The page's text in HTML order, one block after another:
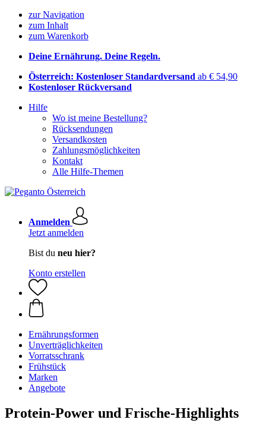
zur Navigation
zum Inhalt
zum Warenkorb
Deine Ernährung. Deine Regeln.
Österreich: Kostenloser Standardversand ab € 54,90
Kostenloser Rückversand
Hilfe
Wo ist meine Bestellung?
Rücksendungen
Versandkosten
Zahlungsmöglichkeiten
Kontakt
Alle Hilfe-Themen
Anmelden
Jetzt anmelden
Bist du neu hier?
Konto erstellen
Ernährungsformen
Unverträglichkeiten
Vorratsschrank
Frühstück
Marken
Angebote
Protein-Power und Frische-Highlights